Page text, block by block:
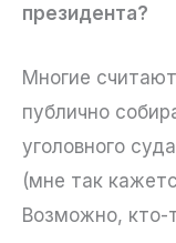
президента?
Многие
публично
уголовного
(мне так
Возможно, кто-